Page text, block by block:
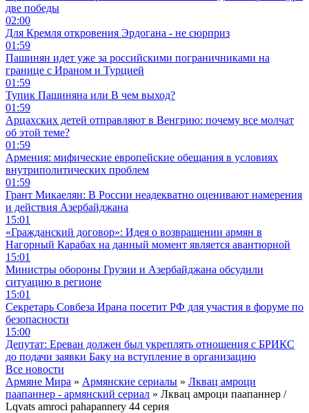
две победы
02:00
Для Кремля откровения Эрдогана - не сюрприз
01:59
Пашинян идет уже за российскими пограничниками на
границе с Ираном и Турцией
01:59
Тупик Пашиняна или В чем выход?
01:59
Арцахских детей отправляют в Венгрию: почему все молчат
об этой теме?
01:59
Армения: мифические европейские обещания в условиях
внутриполитических проблем
01:59
Грант Микаелян: В России неадекватно оценивают намерения
и действия Азербайджана
15:01
«Гражданский договор»: Идея о возвращении армян в
Нагорный Карабах на данный момент является авантюрной
15:01
Министры обороны Грузии и Азербайджана обсудили
ситуацию в регионе
15:01
Секретарь Совбеза Ирана посетит РФ для участия в форуме по
безопасности
15:00
Депутат: Ереван должен был укреплять отношения с БРИКС
до подачи заявки Баку на вступление в организацию
Все новости
Армяне Мира » Армянские сериалы » Лквац амроци
паапаннер - армянский сериал » Лквац амроци паапаннер /
Lqvats amroci pahapannery 44 серия